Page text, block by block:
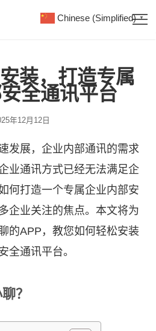
装，打造专属
全通讯平台
年12月12日
发展，企业内部通讯的需求
业通讯方式已经无法满足企
何打造一个专属企业内部安
企业关注的焦点。本文将为
的APP，教您如何轻松安装
全通讯平台。
？
Chinese (Simplified) ▼